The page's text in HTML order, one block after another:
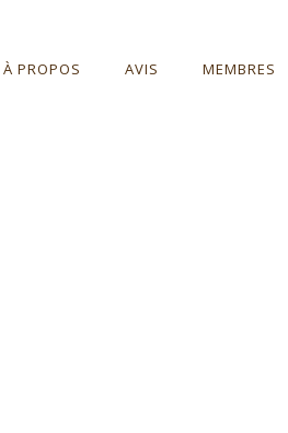
À PROPOS AVIS MEMBRES